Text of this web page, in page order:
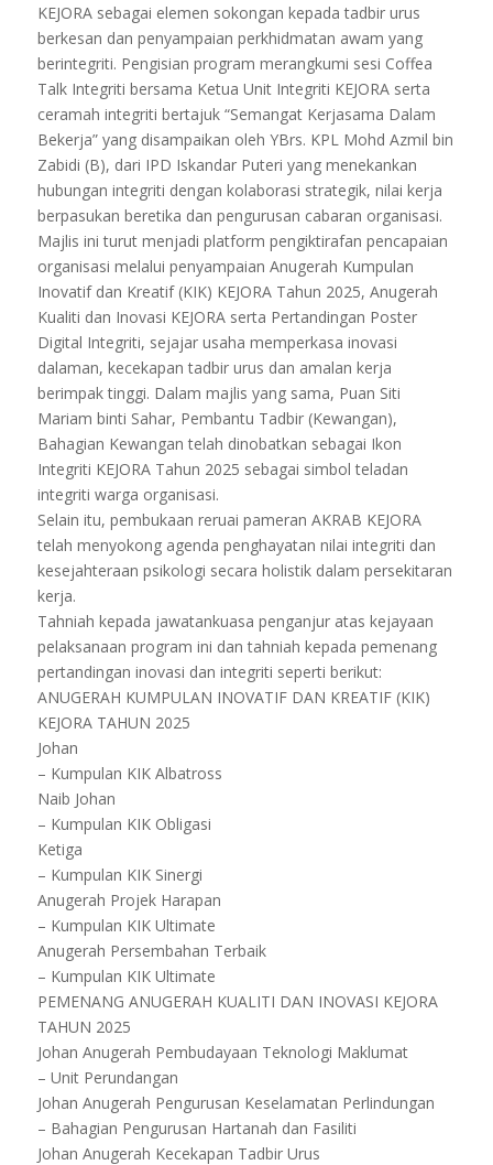
KEJORA sebagai elemen sokongan kepada tadbir urus
berkesan dan penyampaian perkhidmatan awam yang
berintegriti. Pengisian program merangkumi sesi Coffea
Talk Integriti bersama Ketua Unit Integriti KEJORA serta
ceramah integriti bertajuk “Semangat Kerjasama Dalam
Bekerja” yang disampaikan oleh YBrs. KPL Mohd Azmil bin
Zabidi (B), dari IPD Iskandar Puteri yang menekankan
hubungan integriti dengan kolaborasi strategik, nilai kerja
berpasukan beretika dan pengurusan cabaran organisasi.
Majlis ini turut menjadi platform pengiktirafan pencapaian
organisasi melalui penyampaian Anugerah Kumpulan
Inovatif dan Kreatif (KIK) KEJORA Tahun 2025, Anugerah
Kualiti dan Inovasi KEJORA serta Pertandingan Poster
Digital Integriti, sejajar usaha memperkasa inovasi
dalaman, kecekapan tadbir urus dan amalan kerja
berimpak tinggi. Dalam majlis yang sama, Puan Siti
Mariam binti Sahar, Pembantu Tadbir (Kewangan),
Bahagian Kewangan telah dinobatkan sebagai Ikon
Integriti KEJORA Tahun 2025 sebagai simbol teladan
integriti warga organisasi.
Selain itu, pembukaan reruai pameran AKRAB KEJORA
telah menyokong agenda penghayatan nilai integriti dan
kesejahteraan psikologi secara holistik dalam persekitaran
kerja.
Tahniah kepada jawatankuasa penganjur atas kejayaan
pelaksanaan program ini dan tahniah kepada pemenang
pertandingan inovasi dan integriti seperti berikut:
ANUGERAH KUMPULAN INOVATIF DAN KREATIF (KIK)
KEJORA TAHUN 2025
Johan
– Kumpulan KIK Albatross
Naib Johan
– Kumpulan KIK Obligasi
Ketiga
– Kumpulan KIK Sinergi
Anugerah Projek Harapan
– Kumpulan KIK Ultimate
Anugerah Persembahan Terbaik
– Kumpulan KIK Ultimate
PEMENANG ANUGERAH KUALITI DAN INOVASI KEJORA
TAHUN 2025
Johan Anugerah Pembudayaan Teknologi Maklumat
– Unit Perundangan
Johan Anugerah Pengurusan Keselamatan Perlindungan
– Bahagian Pengurusan Hartanah dan Fasiliti
Johan Anugerah Kecekapan Tadbir Urus